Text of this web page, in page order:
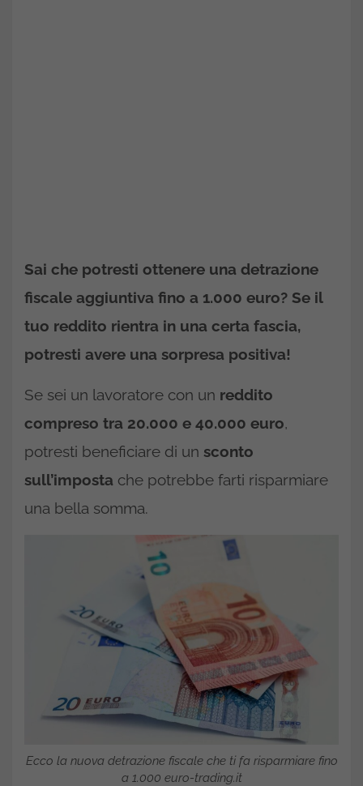
Sai che potresti ottenere una detrazione
fiscale aggiuntiva fino a 1.000 euro? Se il
tuo reddito rientra in una certa fascia,
potresti avere una sorpresa positiva!
Se sei un lavoratore con un reddito
compreso tra 20.000 e 40.000 euro,
potresti beneficiare di un sconto
sull’imposta che potrebbe farti risparmiare
una bella somma.
Ecco la nuova detrazione fiscale che ti fa risparmiare fino
a 1.000 euro-trading.it